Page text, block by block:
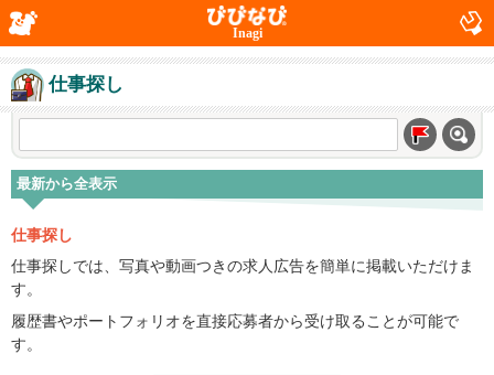
Inagi
仕事探し
最新から全表示
仕事探し
仕事探しでは、写真や動画つきの求人広告を簡単に掲載いただけま
す。
履歴書やポートフォリオを直接応募者から受け取ることが可能で
す。